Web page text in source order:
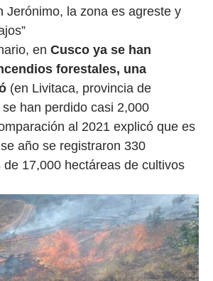
Jerónimo, la zona es agreste y
en Cusco ya se han
forestales, una
(en Livitaca, provincia de
han perdido casi 2,000
al 2021 explicó que es
año se registraron 330
de 17,000 hectáreas de cultivos